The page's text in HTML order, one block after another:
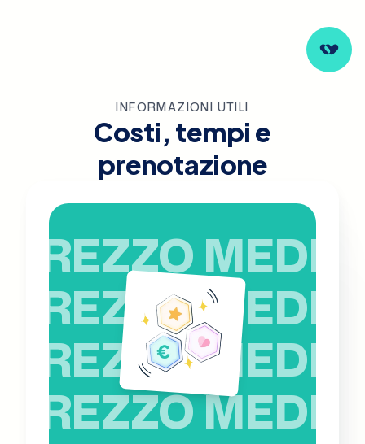
INFORMAZIONI UTILI
Costi, tempi e
prenotazione
PREZZO MEDIO
PREZZO MEDIO
PREZZO MEDIO
PREZZO MEDIO